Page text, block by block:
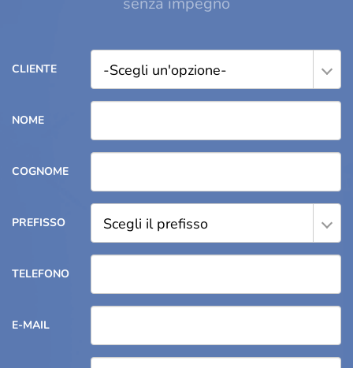
CLIENTE -Scegli un'opzione-
NOME
COGNOME
PREFISSO Scegli il prefisso
TELEFONO
E-MAIL